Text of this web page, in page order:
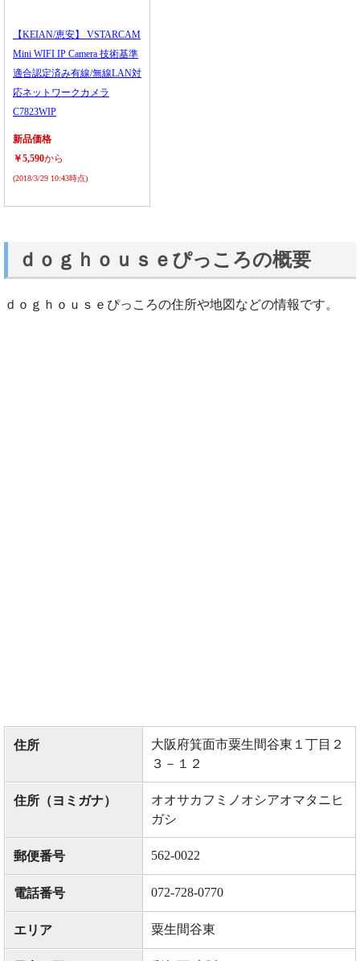
【KEIAN/恵安】 VSTARCAM
Mini WIFI IP Camera 技術基準
適合認定済み有線/無線LAN対
応ネットワークカメラ
C7823WIP
新品価格
￥5,590から
(2018/3/29 10:43時点)
ｄｏｇｈｏｕｓｅぴっころの概要
ｄｏｇｈｏｕｓｅぴっころの住所や地図などの情報です。
住所
大阪府箕面市粟生間谷東１丁目２
３－１２
住所（ヨミガナ）
オオサカフミノオシアオマタニヒ
ガシ
郵便番号 562-0022
電話番号 072-728-0770
エリア 粟生間谷東